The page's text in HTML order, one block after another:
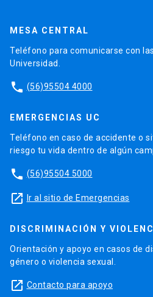
MESA CENTRAL
Teléfono para comunicarse con
Universidad.
phone (56)95504 4000
EMERGENCIAS UC
Teléfono en caso de accidente o
riesgo tu vida dentro de algún
phone (56)95504 5000
launch Ir al sitio de Emergencias
DISCRIMINACIÓN Y
Orientación y apoyo en casos de
género o violencia sexual.
launch Contacto para apoyo